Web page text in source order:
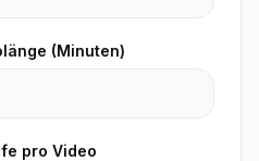
(Minuten)
pro Video